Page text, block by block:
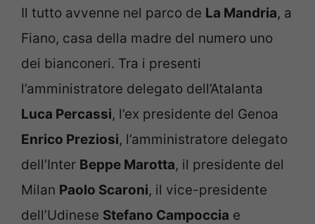
Il tutto avvenne nel parco de La Mandria, a
Fiano, casa della madre del numero uno
dei bianconeri. Tra i presenti
l’amministratore delegato dell’Atalanta
Luca Percassi, l’ex presidente del Genoa
Enrico Preziosi, l’amministratore delegato
dell’Inter Beppe Marotta, il presidente del
Milan Paolo Scaroni, il vice-presidente
dell’Udinese Stefano Campoccia e